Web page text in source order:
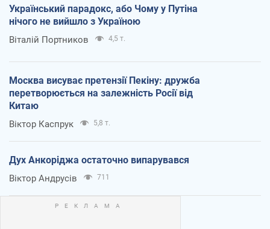
Український парадокс, або Чому у Путіна
нічого не вийшло з Україною
Віталій Портников 4,5 т.
Москва висуває претензії Пекіну: дружба
перетворюється на залежність Росії від
Китаю
Віктор Каспрук 5,8 т.
Дух Анкоріджа остаточно випарувався
Віктор Андрусів 711